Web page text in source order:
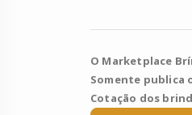
O Marketplace
Somente publica
Cotação dos